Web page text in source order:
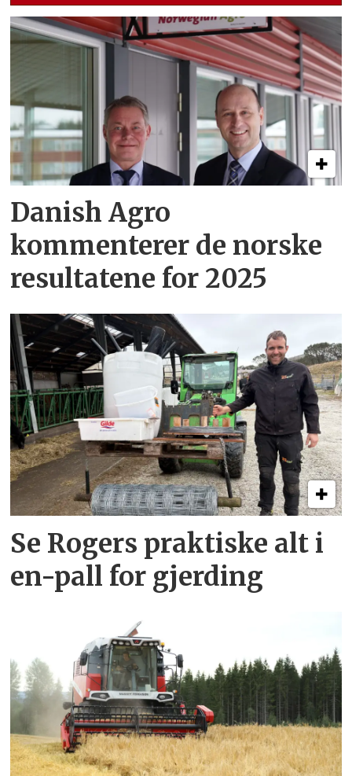
Danish Agro
kommenterer de norske
resultatene for 2025
Se Rogers praktiske alt i
en-pall for gjerding